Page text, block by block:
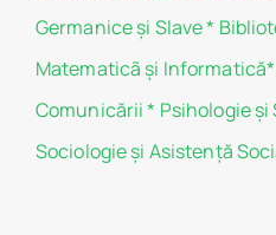
Germanice şi Slave*
Matematicã și Informatică*
Comunicării * Psihologie
Sociologie şi Asistenţă